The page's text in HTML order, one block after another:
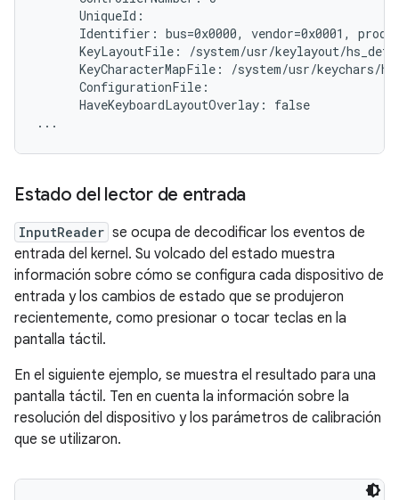
      UniqueId:
Identifier: bus=0x0000, vendor=0x0001,
KeyLayoutFile: /system/usr/keylayout/
KeyCharacterMapFile: /system/usr/keychars/
      ConfigurationFile:
      HaveKeyboardLayoutOverlay: false
Estado del lector de entrada
InputReader se ocupa de decodificar los eventos de
entrada del kernel. Su volcado del estado muestra
información sobre cómo se configura cada dispositivo de
entrada y los cambios de estado que se produjeron
recientemente, como presionar o tocar teclas en la
pantalla táctil.
En el siguiente ejemplo, se muestra el resultado para una
pantalla táctil. Ten en cuenta la información sobre la
resolución del dispositivo y los parámetros de calibración
que se utilizaron.